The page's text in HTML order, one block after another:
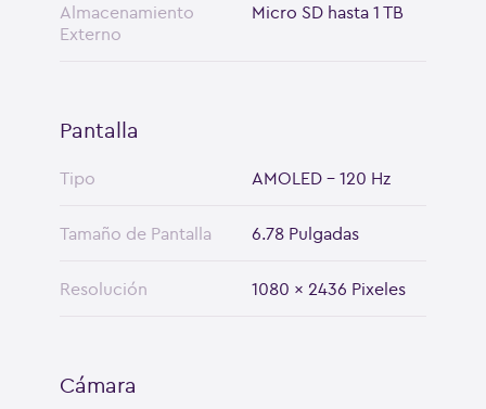
Almacenamiento
Externo
Micro SD hasta 1 TB
Pantalla
Tipo AMOLED - 120 Hz
Tamaño de Pantalla 6.78 Pulgadas
Resolución 1080 x 2436 Pixeles
Cámara